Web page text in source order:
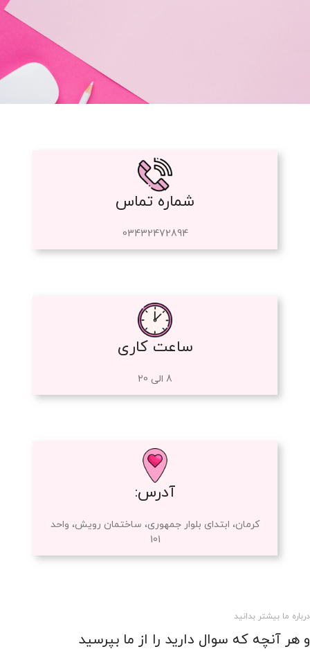
شماره تماس
03432472894
ساعت کاری
8 الی 20
آدرس:
کرمان، ابتدای بلوار جمهوری، ساختمان رویش، واحد
101
درباره ما بیشتر بدانید
و هر آنچه که سوال دارید را از ما بپرسید